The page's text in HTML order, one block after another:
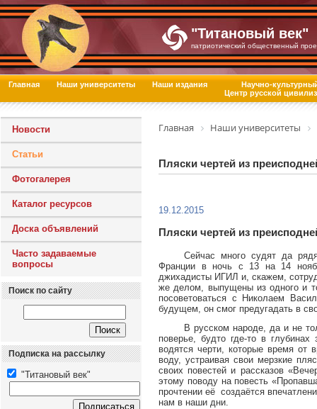
"Титановый век"
патриотический общественный
Главная Наши университеты Наши издания
Научно-
Центр русской
Новости
Статьи
Фотогалерея
Каталог ресурсов
Доска объявлений
Часто задаваемые
вопросы
Поиск по сайту
Подписка на рассылку
"Титановый век"
Главная Наши университеты
Пляски чертей из
19.12.2015
Пляски чертей из
Сейчас много судят да
Франции в ночь с 13 на 14
джихадисты ИГИЛ и, скажем,
же делом, выпущены из одного и
посоветоваться с Николаем
будущем, он смог предугадать в
В русском народе, да и не
поверье, будто где-то в
водятся черти, которые время от
воду, устраивая свои мерзкие
своих повестей и рассказов
этому поводу на повесть
прочтении её создаётся
нам в наши дни.